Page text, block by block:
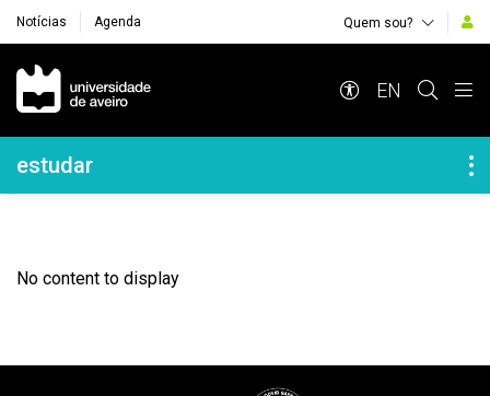
Notícias Agenda Quem sou?
Navegação Principal
EN
Navegação Lateral
estudar
No content to display